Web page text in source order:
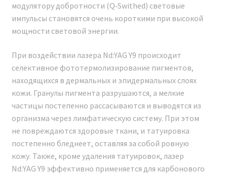
расположенного обычно над экраном устройства.
Достаточно приложить свой телефон к этому чипу.
Если аппарат является оригинальным, на экране
свидетельствовать об его подлинности и
соответствии заявленным характеристикам.
модулятору добротности (Q‑Swithed) световые
импульсы становятся очень короткими при высокой
мощности световой энергии.
При воздействии лазера Nd:YAG Y9 происходит
селективное фототермолизирование пигментов,
находящихся в дермальных и эпидермальных слоях
кожи. Гранулы пигмента разрушаются, а мелкие
частицы постепенно рассасываются и выводятся из
организма через лимфатическую систему. При этом
не повреждаются здоровые ткани, и татуировка
постепенно бледнеет, оставляя за собой ровную
кожу. Также, кроме удаления татуировок, лазер
Nd:YAG Y9 эффективно применяется для карбонового